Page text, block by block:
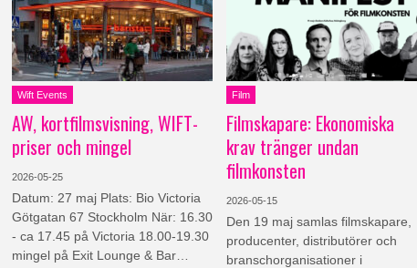
Wift Events
AW, kortfilmsvisning, WIFT-
priser och mingel
2026-05-25
Datum: 27 maj Plats: Bio Victoria
Götgatan 67 Stockholm När: 16.30
- ca 17.45 på Victoria 18.00-19.30
mingel på Exit Lounge & Bar…
Film
Filmskapare: Ekonomiska
krav tränger undan
filmkonsten
2026-05-15
Den 19 maj samlas filmskapare,
producenter, distributörer och
branschorganisationer i